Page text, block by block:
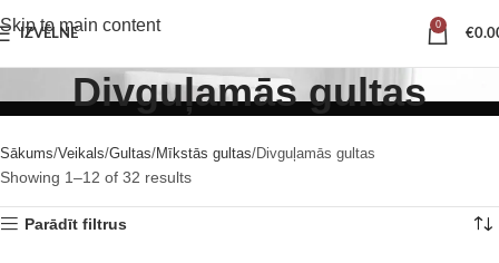
Skip to main content
IZVĒLNE
0
€
Divguļamās gultas
Sākums Veikals Gultas Mīkstās gultas Divguļamās gultas
Showing 1–12 of 32 results
Parādīt filtrus